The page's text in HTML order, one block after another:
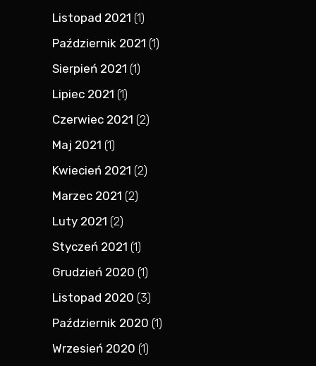
Listopad 2021 (1)
Październik 2021 (1)
Sierpień 2021 (1)
Lipiec 2021 (1)
Czerwiec 2021 (2)
Maj 2021 (1)
Kwiecień 2021 (2)
Marzec 2021 (2)
Luty 2021 (2)
Styczeń 2021 (1)
Grudzień 2020 (1)
Listopad 2020 (3)
Październik 2020 (1)
Wrzesień 2020 (1)